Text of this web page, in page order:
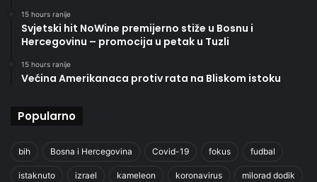
15 hours ranije
Svjetski hit NoWine premijerno stiže u Bosnu i
Hercegovinu – promocija u petak u Tuzli
15 hours ranije
Većina Amerikanaca protiv rata na Bliskom istoku
Popularno
bih Bosna i Hercegovina Covid-19 fokus fudbal
istaknuto izrael kameleon koronavirus milorad dodik